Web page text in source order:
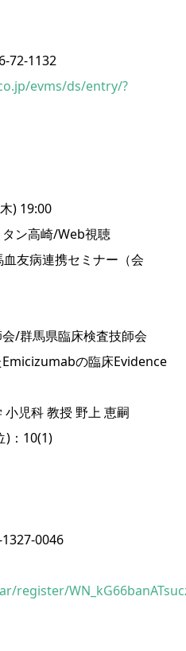
72-1132
evms/ds/entry/?
) 19:00
ン高崎/Web視聴
友病連携セミナー（会
/群馬県臨床検査技師会
の臨床Evidence
児科 教授 野上 恵嗣
)：10(1)
0046
register/